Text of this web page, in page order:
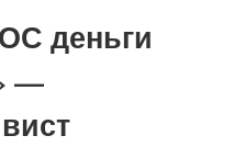
деньги
—